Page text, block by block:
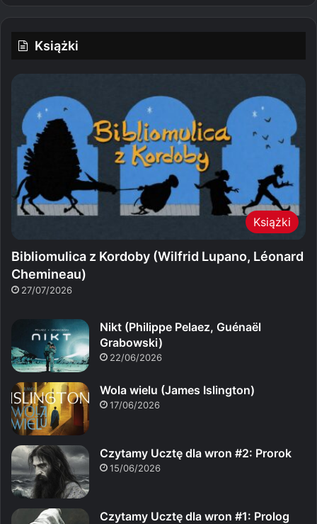
Książki
Książki
Bibliomulica z Kordoby (Wilfrid Lupano, Léonard
Chemineau)
27/07/2026
Nikt (Philippe Pelaez, Guénaël
Grabowski)
22/06/2026
Wola wielu (James Islington)
17/06/2026
Czytamy Ucztę dla wron #2: Prorok
15/06/2026
Czytamy Ucztę dla wron #1: Prolog